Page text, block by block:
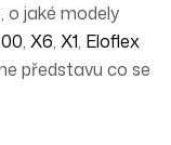
o jaké modely
, X6, X1, Eloflex
představu co se